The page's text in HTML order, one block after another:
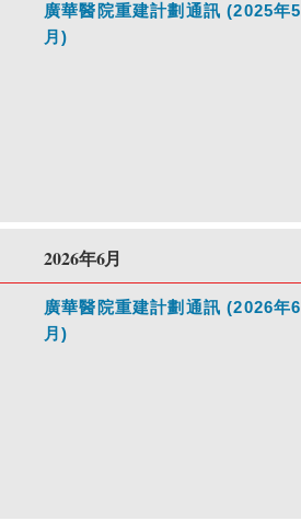
廣華醫院重建計劃通訊 (2025年5
月)
2026年6月
廣華醫院重建計劃通訊 (2026年6
月)